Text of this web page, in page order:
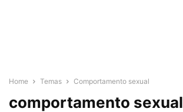
Home Temas Comportamento sexual
comportamento sexual